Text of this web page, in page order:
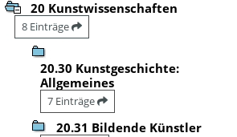
20 Kunstwissenschaften
8 Einträge
20.30 Kunstgeschichte:
Allgemeines
7 Einträge
20.31 Bildende Künstler